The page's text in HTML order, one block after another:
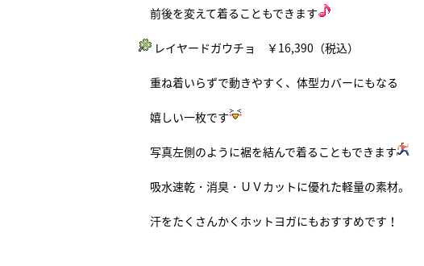
前後を変えて着ることもできます
レイヤードガウチョ ￥16,390（税込）
重ね着いらずで動きやすく、体型カバーにもなる
嬉しい一枚です
写真左側のように裾を結んで着ることもできます
吸水速乾・消臭・ＵＶカットに優れた軽量の素材。
汗をたくさんかくホットヨガにもおすすめです！